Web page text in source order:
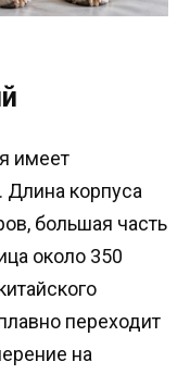
имеет
Длина корпуса
большая часть
около 350
переходит
на